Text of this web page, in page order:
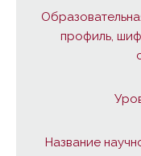
профиль,
Название